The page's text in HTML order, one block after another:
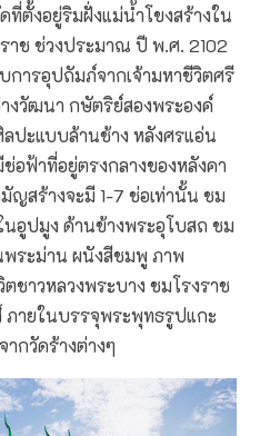
ที่ตั้งอยู่ริมฝั่งแม่นํ้าโขงสร้างใน
าช ช่วงประมาณ ปี พ.ศ. 2102
การอุปถัมภ์จากเจ้ามหาชีวิตศรี
างวัฒนา กษัตริย์สองพระองค์
ปะแบบล้านช้าง หลังศรแอ่น
อฟ้าที่อยู่ตรงกลางของหลังคา
ญสร้างจะมี 1-7 ช่อเท่านั้น ชม
อูปมูง ด้านข้างพระอุโบสถ ชม
ระม่าน ผนังสีชมพู ภาพ
ชาวหลวงพระบาง ชมโรงราช
ายในบรรจุพระพุทธรูปแกะ
กวัดร้างต่างๆ